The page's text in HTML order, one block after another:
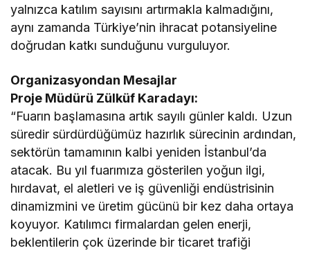
yalnızca katılım sayısını artırmakla kalmadığını,
aynı zamanda Türkiye’nin ihracat potansiyeline
doğrudan katkı sunduğunu vurguluyor.
Organizasyondan Mesajlar
Proje Müdürü Zülküf Karadayı:
“Fuarın başlamasına artık sayılı günler kaldı. Uzun
süredir sürdürdüğümüz hazırlık sürecinin ardından,
sektörün tamamının kalbi yeniden İstanbul’da
atacak. Bu yıl fuarımıza gösterilen yoğun ilgi,
hırdavat, el aletleri ve iş güvenliği endüstrisinin
dinamizmini ve üretim gücünü bir kez daha ortaya
koyuyor. Katılımcı firmalardan gelen enerji,
beklentilerin çok üzerinde bir ticaret trafiği